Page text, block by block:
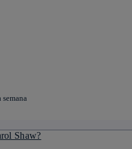
Shaw?